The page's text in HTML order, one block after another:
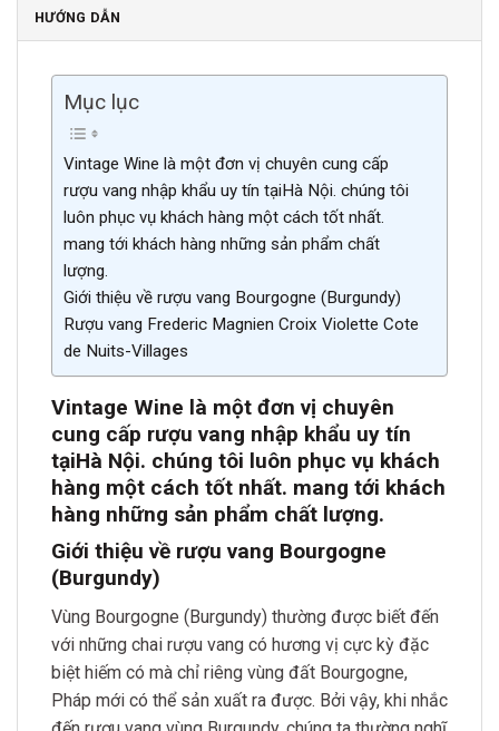
HƯỚNG DẪN
Mục lục
Vintage Wine là một đơn vị chuyên cung cấp
rượu vang nhập khẩu uy tín tạiHà Nội. chúng tôi
luôn phục vụ khách hàng một cách tốt nhất.
mang tới khách hàng những sản phẩm chất
lượng.
Giới thiệu về rượu vang Bourgogne (Burgundy)
Rượu vang Frederic Magnien Croix Violette Cote
de Nuits-Villages
Vintage Wine là một đơn vị chuyên
cung cấp rượu vang nhập khẩu uy tín
tạiHà Nội. chúng tôi luôn phục vụ khách
hàng một cách tốt nhất. mang tới khách
hàng những sản phẩm chất lượng.
Giới thiệu về rượu vang Bourgogne
(Burgundy)
Vùng Bourgogne (Burgundy) thường được biết đến
với những chai rượu vang có hương vị cực kỳ đặc
biệt hiếm có mà chỉ riêng vùng đất Bourgogne,
Pháp mới có thể sản xuất ra được. Bởi vậy, khi nhắc